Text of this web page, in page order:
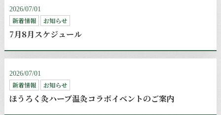
2026/07/01
新着情報 お知らせ
7月8月スケジュール
2026/07/01
新着情報 お知らせ
ほうろく灸ハーブ温灸コラボイベントのご案内